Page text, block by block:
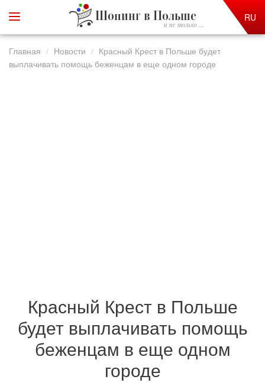
Шопинг в Польше
и не только ...
RU
Главная Новости
Красный Крест в Польше будет
выплачивать помощь беженцам в еще одном городе
Красный Крест в Польше
будет выплачивать помощь
беженцам в еще одном
городе